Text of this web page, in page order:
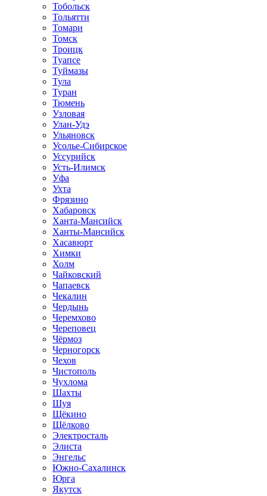
Тобольск
Тольятти
Томари
Томск
Троицк
Туапсе
Туймазы
Тула
Туран
Тюмень
Узловая
Улан-Удэ
Ульяновск
Усолье-Сибирское
Уссурийск
Усть-Илимск
Уфа
Ухта
Фрязино
Хабаровск
Ханта-Мансийск
Ханты-Мансийск
Хасавюрт
Химки
Холм
Чайковский
Чапаевск
Чекалин
Чердынь
Черемхово
Череповец
Чёрмоз
Черногорск
Чехов
Чистополь
Чухлома
Шахты
Шуя
Щёкино
Щёлково
Электросталь
Элиста
Энгельс
Южно-Сахалинск
Юрга
Якутск